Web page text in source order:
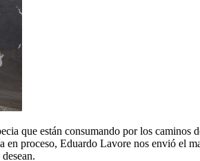
que están consumando por los caminos
proceso, Eduardo Lavore nos envió el